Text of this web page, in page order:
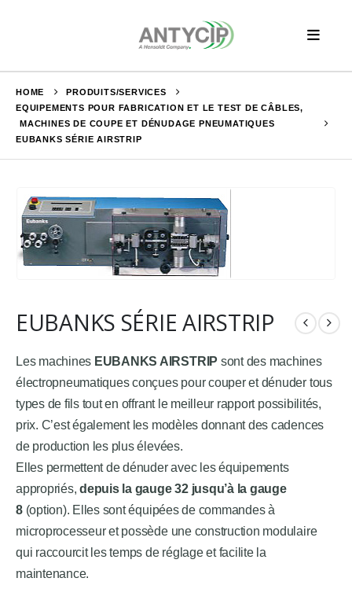
HOME
PRODUITS/SERVICES
EQUIPEMENTS POUR FABRICATION ET LE TEST DE CÂBLES,
MACHINES DE COUPE ET DÉNUDAGE PNEUMATIQUES
EUBANKS SÉRIE AIRSTRIP
EUBANKS SÉRIE AIRSTRIP
Les machines EUBANKS AIRSTRIP sont des machines
électropneumatiques conçues pour couper et dénuder tous
types de fils tout en offrant le meilleur rapport possibilités,
prix. C’est également les modèles donnant des cadences
de production les plus élevées.
Elles permettent de dénuder avec les équipements
appropriés,depuis la gauge 32 jusqu’à la gauge
8 (option). Elles sont équipées de commandes à
microprocesseur et possède une construction modulaire
qui raccourcit les temps de réglage et facilite la
maintenance.